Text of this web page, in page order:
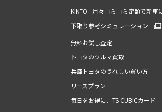
KINTO - 月々コミコミ定額で新車
下取り参考シミュレーション
無料お試し査定
トヨタのクルマ買取
兵庫トヨタのうれしい買い方
リースプラン
毎日をお得に、TS CUBICカード